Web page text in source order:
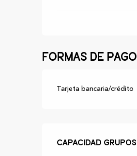
Formas de pago
Tarjeta bancaria/crédito
Capacidad grupos
Capacidad grupos